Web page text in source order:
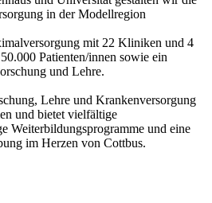
in der Modellregion
mit 22 Kliniken und 4
Patienten/innen sowie ein
und Lehre.
Lehre und Krankenversorgung
und bietet vielfältige
Weiterbildungsprogramme und eine
im Herzen von Cottbus.